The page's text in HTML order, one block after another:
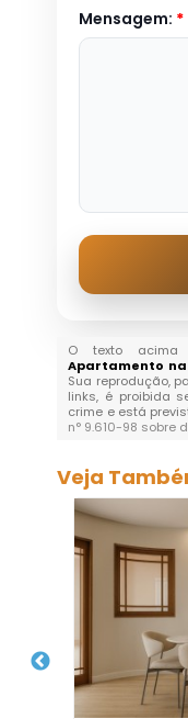
Mensagem: *
O texto acima
Apartamento
Sua reprodução,
links, é proibida
crime e está
n° 9.610-98 sobre
Veja